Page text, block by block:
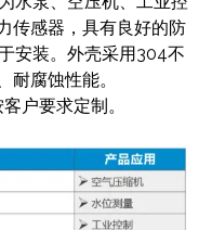
传感器，具有良好的防
安装。外壳采用304不
耐腐蚀性能。
户要求定制。